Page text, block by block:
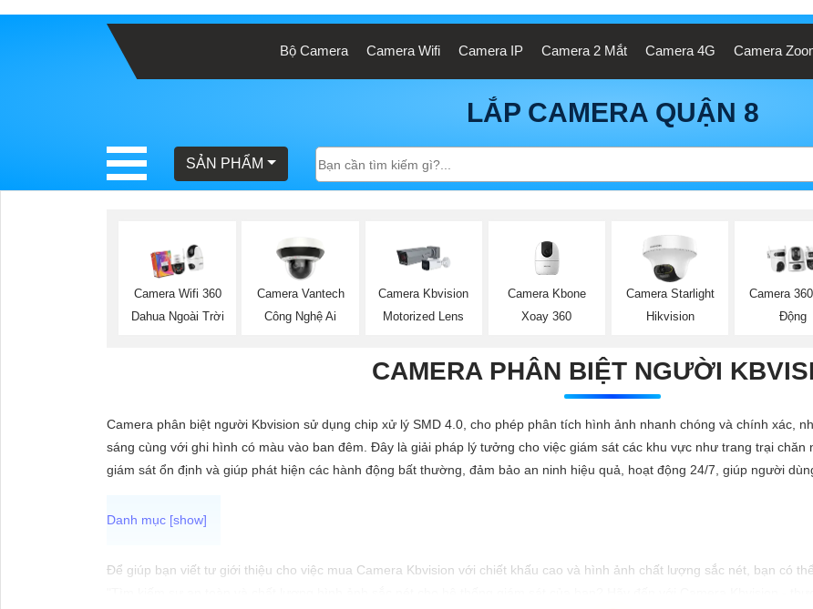
Bộ Camera Camera Wifi Camera IP Camera 2 Mắt Camera 4G Camera
LẮP CAMERA QUẬN 8
SẢN PHẨM
Camera Wifi 360
Dahua Ngoài Trời
Camera Vantech
Công Nghệ Ai
Camera Kbvision
Motorized Lens
Camera Kbone
Xoay 360
Camera Starlight
Hikvision
Camera
Động
CAMERA PHÂN BIỆT NGƯỜI
Camera phân biệt người Kbvision sử dụng chip xử lý SMD 4.0, cho phép phân tích hình ảnh nhanh chóng và chính xác,
sáng cùng với ghi hình có màu vào ban đêm. Đây là giải pháp lý tưởng cho việc giám sát các khu vực như trang trại chăn
giám sát ổn định và giúp phát hiện các hành động bất thường, đảm bảo an ninh hiệu quả, hoạt động 24/7, giúp người
Để giúp bạn viết tư giới thiệu cho việc mua Camera Kbvision với chiết khấu cao và hình ảnh chất lượng sắc nét, bạn có